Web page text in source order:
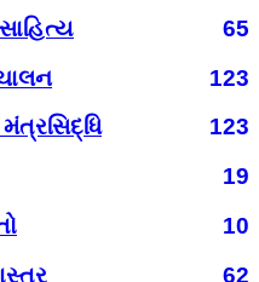
65
123
123
19
10
62